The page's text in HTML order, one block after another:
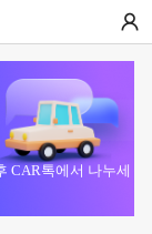
CAR톡에서 나누세